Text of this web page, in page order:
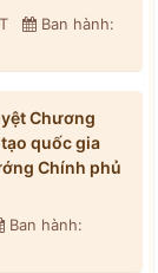
Ban hành:
Chương
quốc gia
Chính phủ
Ban hành: